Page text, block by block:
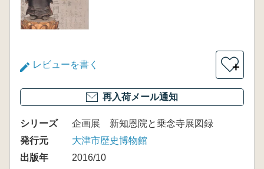
レビューを書く ＋
再入荷メール通知
シリーズ
企画展 新知恩院と乗念寺展図録
発行元
大津市歴史博物館
出版年
2016/10